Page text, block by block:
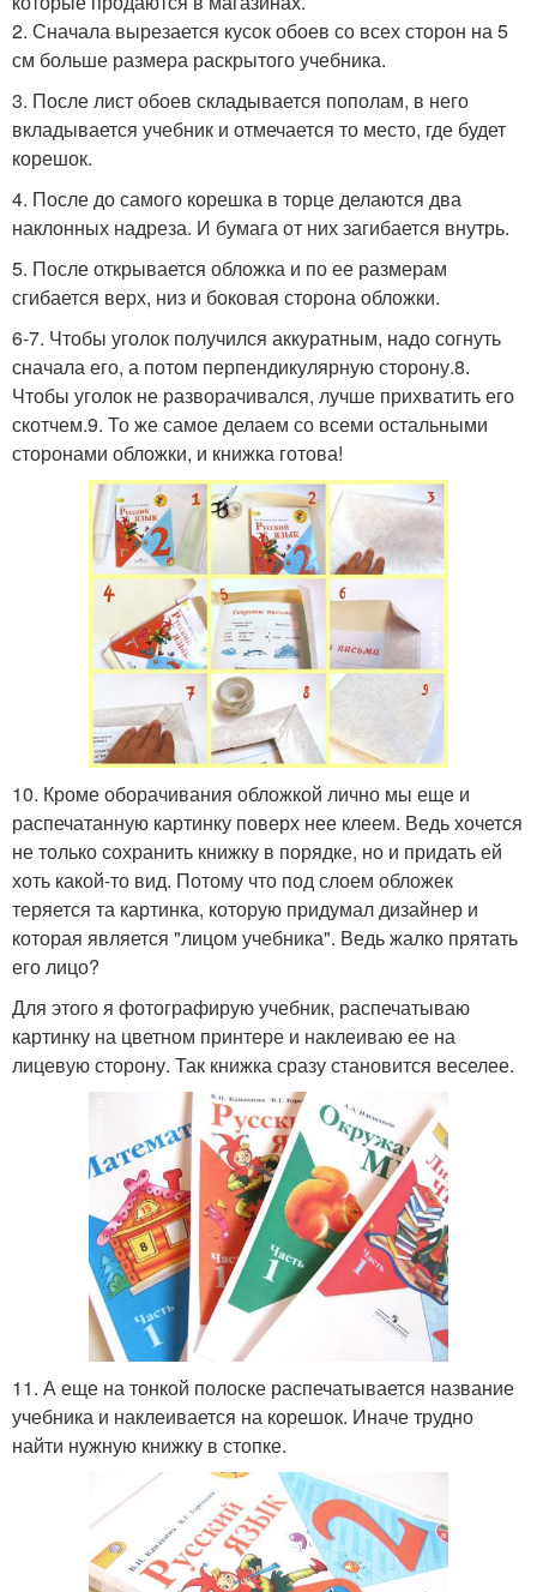
2. Сначала вырезается кусок обоев со всех сторон на 5
см больше размера раскрытого учебника.
3. После лист обоев складывается пополам, в него
вкладывается учебник и отмечается то место, где будет
корешок.
4. После до самого корешка в торце делаются два
наклонных надреза. И бумага от них загибается внутрь.
5. После открывается обложка и по ее размерам
сгибается верх, низ и боковая сторона обложки.
6-7. Чтобы уголок получился аккуратным, надо согнуть
сначала его, а потом перпендикулярную сторону.8.
Чтобы уголок не разворачивался, лучше прихватить его
скотчем.9. То же самое делаем со всеми остальными
сторонами обложки, и книжка готова!
10. Кроме оборачивания обложкой лично мы еще и
распечатанную картинку поверх нее клеем. Ведь хочется
не только сохранить книжку в порядке, но и придать ей
хоть какой-то вид. Потому что под слоем обложек
теряется та картинка, которую придумал дизайнер и
которая является "лицом учебника". Ведь жалко прятать
его лицо?
Для этого я фотографирую учебник, распечатываю
картинку на цветном принтере и наклеиваю ее на
лицевую сторону. Так книжка сразу становится веселее.
11. А еще на тонкой полоске распечатывается название
учебника и наклеивается на корешок. Иначе трудно
найти нужную книжку в стопке.